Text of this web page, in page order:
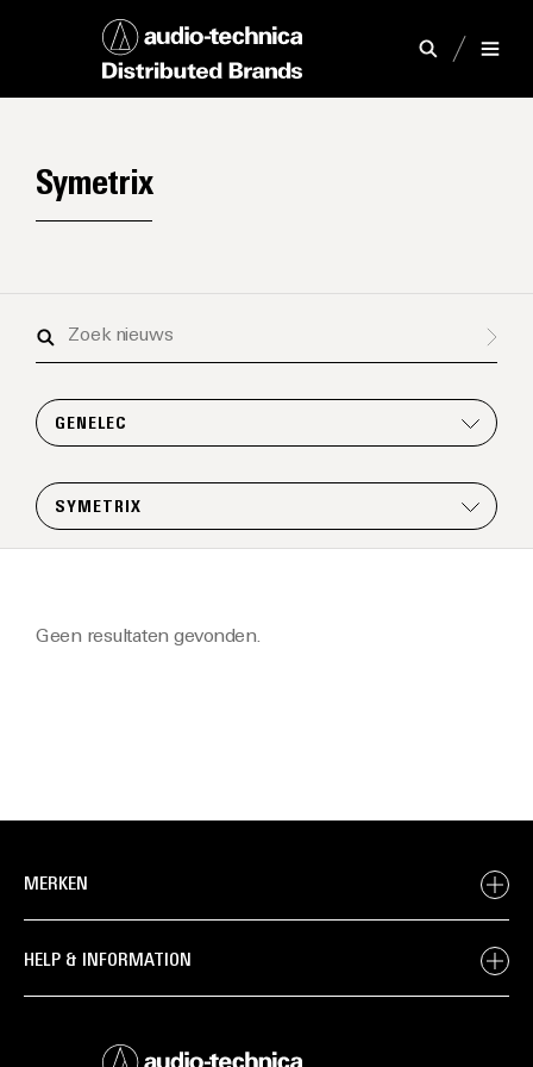
Symetrix
Zoek
GENELEC
SYMETRIX
Geen resultaten gevonden.
MERKEN
HELP & INFORMATION